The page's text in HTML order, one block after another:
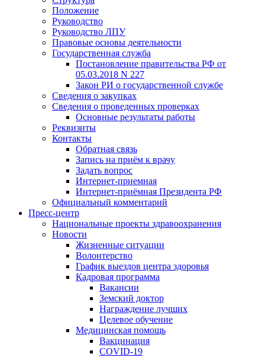
Положение
Руководство
Руководство ЛПУ
Правовые основы деятельности
Государственная служба
Постановление правительства РФ от
05.03.2018 N 227
Закон РИ о государственной службе
Сведения о закупках
Сведения о проведенных проверках
Основные результаты работы
Реквизиты
Контакты
Обратная связь
Запись на приём к врачу
Задать вопрос
Интернет-приемная
Интернет-приёмная Президента РФ
Официальный комментарий
Пресс-центр
Национальные проекты здравоохранения
Новости
Жизненные ситуации
Волонтерство
График выездов центра здоровья
Кадровая программа
Вакансии
Земский доктор
Награждение лучших
Целевое обучение
Медицинская помощь
Вакцинация
COVID-19